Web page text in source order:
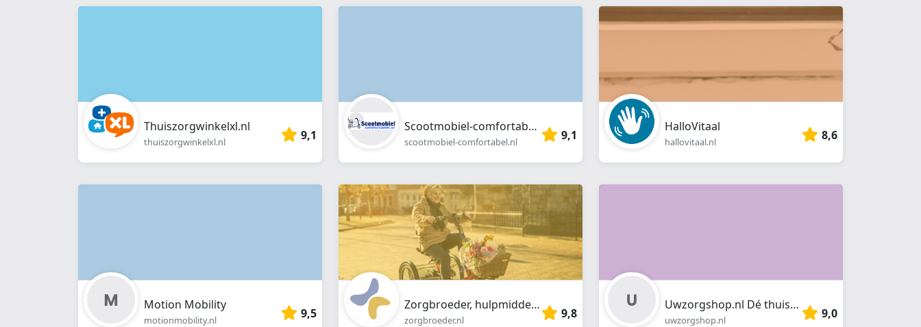
webshop
}}
Thuiszorgwinkelxl.nl
thuiszorgwinkelxl.nl 9,1
Scootmobiel-comfortabel.nl
scootmobiel-comfortabel.nl 9,1
HalloVitaal
hallovitaal.nl 8,6
Motion Mobility
motionmobility.nl 9,5
Zorgbroeder, hulpmiddelen voor buitenmobiliteit
zorgbroeder.nl 9,8
Uwzorgshop.nl Dé thuiszorgwinkel van Nederland
uwzorgshop.nl 9,0